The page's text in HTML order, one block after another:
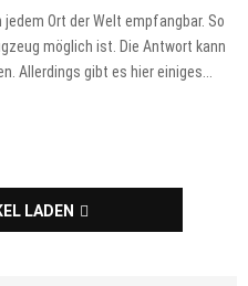
Ort der Welt empfangbar. So
möglich ist. Die Antwort kann
Allerdings gibt es hier einiges...
LADEN